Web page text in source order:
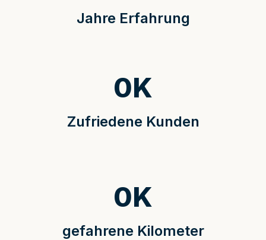
Jahre Erfahrung
Zufriedene Kunden
0K
gefahrene Kilometer
0K